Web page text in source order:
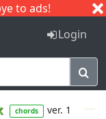
to ads!
I J
Login
chords ver. 1